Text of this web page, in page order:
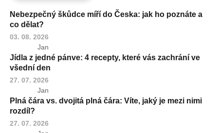
Nebezpečný škůdce míří do Česka: jak ho poznáte a
co dělat?
03. 08. 2026
Jan
Jídla z jedné pánve: 4 recepty, které vás zachrání ve
všední den
27. 07. 2026
Jan
Plná čára vs. dvojitá plná čára: Víte, jaký je mezi nimi
rozdíl?
27. 07. 2026